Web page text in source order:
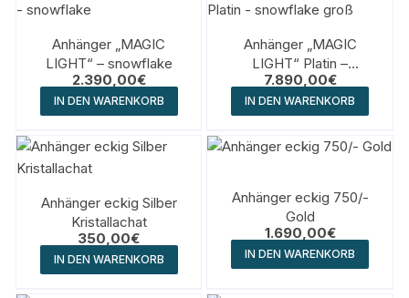
Anhänger „MAGIC
LIGHT“ – snowflake
2.390,00€
IN DEN WARENKORB
Anhänger „MAGIC
LIGHT“ Platin –
snowflake groß
7.890,00€
IN DEN WARENKORB
Anhänger eckig Silber
Kristallachat
350,00€
IN DEN WARENKORB
Anhänger eckig 750/-
Gold
1.690,00€
IN DEN WARENKORB